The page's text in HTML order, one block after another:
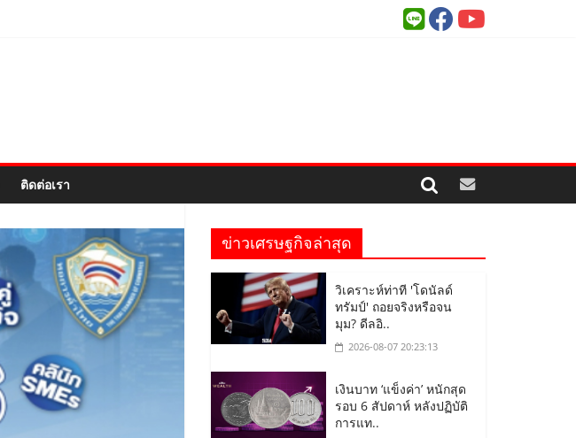
ติดต่อเรา
ข่าวเศรษฐกิจล่าสุด
วิเคราะห์ท่าที 'โดนัลด์
ทรัมป์' ถอยจริงหรือจน
มุม? ดีลอิ..
2026-08-07 20:23:13
เงินบาท ‘แข็งค่า’ หนักสุด
รอบ 6 สัปดาห์ หลังปฏิบัติ
การแท..